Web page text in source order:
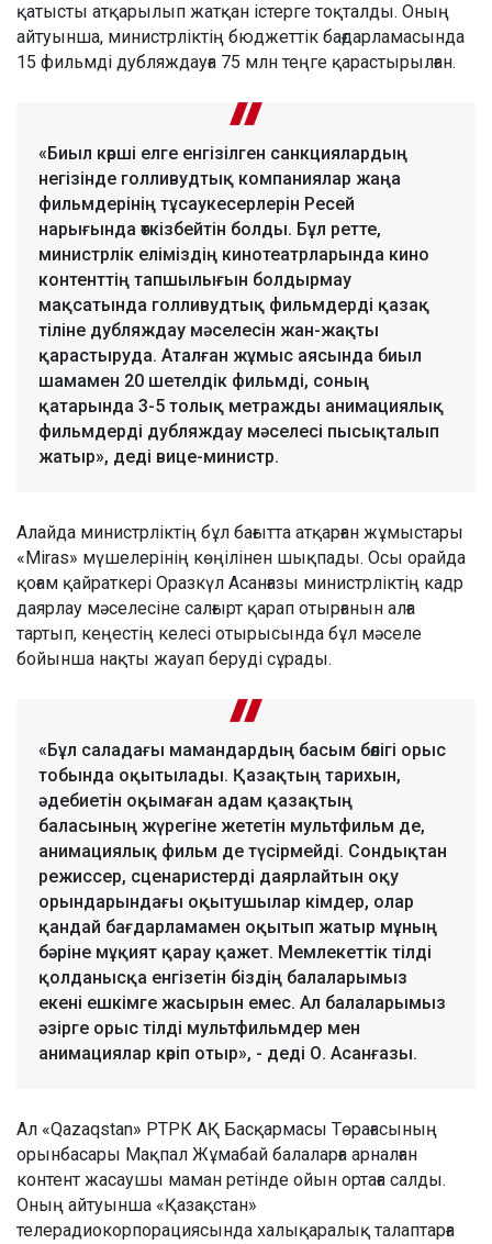
қатысты атқарылып жатқан істерге тоқталды. Оның
айтуынша, министрліктің бюджеттік бағдарламасында
15 фильмді дубляждауға 75 млн теңге қарастырылған.
«Биыл көрші елге енгізілген санкциялардың
негізінде голливудтық компаниялар жаңа
фильмдерінің тұсаукесерлерін Ресей
нарығында өткізбейтін болды. Бұл ретте,
министрлік еліміздің кинотеатрларында кино
контенттің тапшылығын болдырмау
мақсатында голливудтық фильмдерді қазақ
тіліне дубляждау мәселесін жан-жақты
қарастыруда. Аталған жұмыс аясында биыл
шамамен 20 шетелдік фильмді, соның
қатарында 3-5 толық метражды анимациялық
фильмдерді дубляждау мәселесі пысықталып
жатыр», деді вице-министр.
Алайда министрліктің бұл бағытта атқарған жұмыстары
«Miras» мүшелерінің көңілінен шықпады. Осы орайда
қоғам қайраткері Оразкүл Асанғазы министрліктің кадр
даярлау мәселесіне салғырт қарап отырғанын алға
тартып, кеңестің келесі отырысында бұл мәселе
бойынша нақты жауап беруді сұрады.
«Бұл саладағы мамандардың басым бөлігі орыс
тобында оқытылады. Қазақтың тарихын,
әдебиетін оқымаған адам қазақтың
баласының жүрегіне жететін мультфильм де,
анимациялық фильм де түсірмейді. Сондықтан
режиссер, сценаристерді даярлайтын оқу
орындарындағы оқытушылар кімдер, олар
қандай бағдарламамен оқытып жатыр мұның
бәріне мұқият қарау қажет. Мемлекеттік тілді
қолданысқа енгізетін біздің балаларымыз
екені ешкімге жасырын емес. Ал балаларымыз
әзірге орыс тілді мультфильмдер мен
анимациялар көріп отыр», - деді О. Асанғазы.
Ал «Qazaqstan» РТРК АҚ Басқармасы Төрағасының
орынбасары Мақпал Жұмабай балаларға арналған
контент жасаушы маман ретінде ойын ортаға салды.
Оның айтуынша «Қазақстан»
телерадиокорпорациясында халықаралық талаптарға